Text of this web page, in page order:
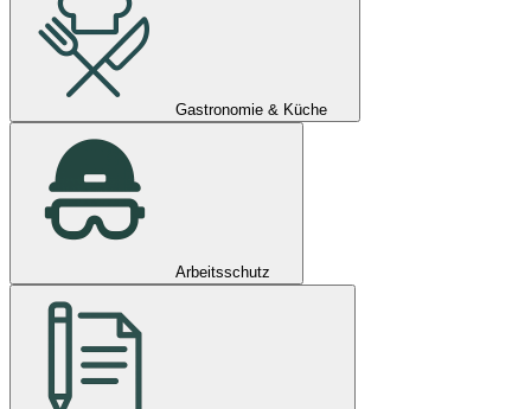
Gastronomie & Küche
Arbeitsschutz